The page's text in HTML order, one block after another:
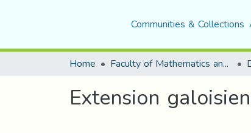
Communities & Collections
Home Faculty of Mathematics and Computer Science
Extension